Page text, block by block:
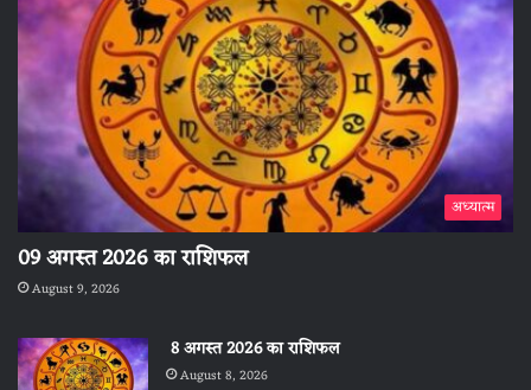
अध्यात्म
09 अगस्त 2026 का राशिफल
August 9, 2026
8 अगस्त 2026 का राशिफल
August 8, 2026